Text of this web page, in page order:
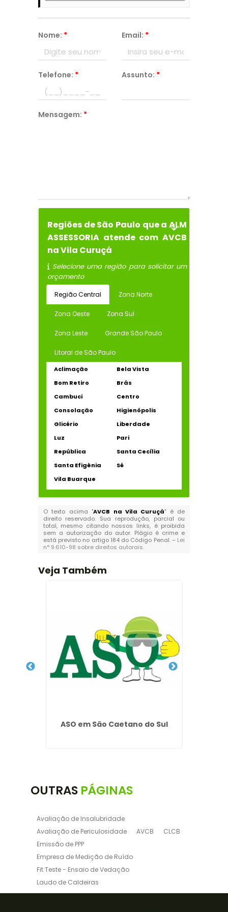
Nome: * Email: *
Telefone: * Assunto: *
Mensagem: *
Regiões de São Paulo que a ALM
ASSESSORIA atende com AVCB
na Vila Curuçá
Selecione uma região para solicitar um
orçamento
Região Central Zona Norte
Zona Oeste Zona Sul
Zona Leste Grande São Paulo
Litoral de São Paulo
Aclimação
Bela Vista
Bom Retiro
Brás
Cambuci
Centro
Consolação
Higienópolis
Glicério
Liberdade
Luz
Pari
República
Santa Cecília
Santa Efigênia
Sé
Vila Buarque
O texto acima "AVCB na Vila Curuçá" é de
direito reservado. Sua reprodução, parcial ou
total, mesmo citando nossos links, é proibida
sem a autorização do autor. Plágio é crime e
está previsto no artigo 184 do Código Penal. – Lei
n° 9.610-98 sobre direitos autorais.
Veja Também
ASO em São Caetano do Sul
OUTRAS PÁGINAS
Avaliação de Insalubridade
Avaliação de Periculosidade
AVCB
CLCB
Emissão de PPP
Empresa de Medição de Ruído
Fit Teste - Ensaio de Vedação
Laudo de Caldeiras
Laudo de Insalubridade NR15